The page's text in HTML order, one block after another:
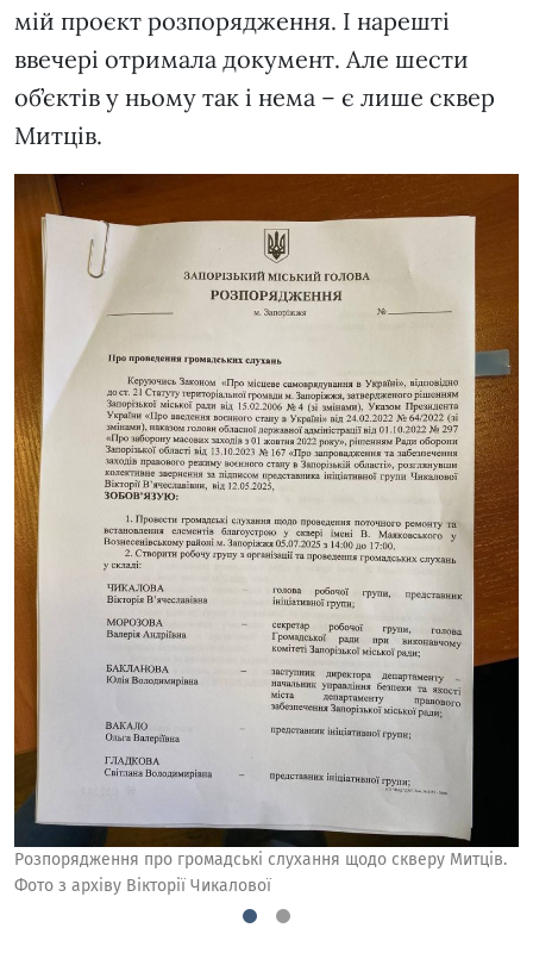
мій проєкт розпорядження. І нарешті
ввечері отримала документ. Але шести
об’єктів у ньому так і нема – є лише сквер
Митців.
Розпорядження про громадські слухання щодо скверу Митців.
Фото з архіву Вікторії Чикалової